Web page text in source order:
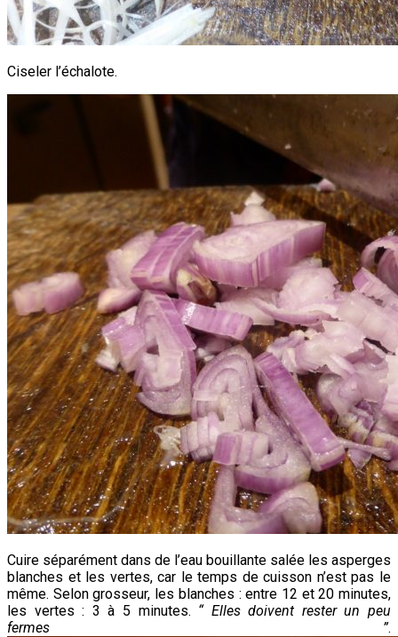
Ciseler l’échalote.
Cuire séparément dans de l’eau bouillante salée les asperges
blanches et les vertes, car le temps de cuisson n’est pas le
même. Selon grosseur, les blanches : entre 12 et 20 minutes,
les vertes : 3 à 5 minutes. “ Elles doivent rester un peu
fermes ”.